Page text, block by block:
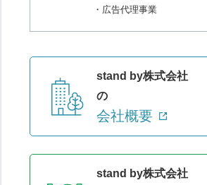
・広告代理事業
stand by株式会社
の
会社概要
stand by株式会社